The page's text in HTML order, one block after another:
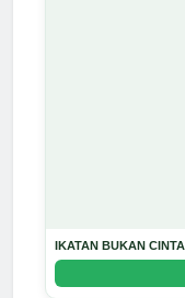
IKATAN BUKAN